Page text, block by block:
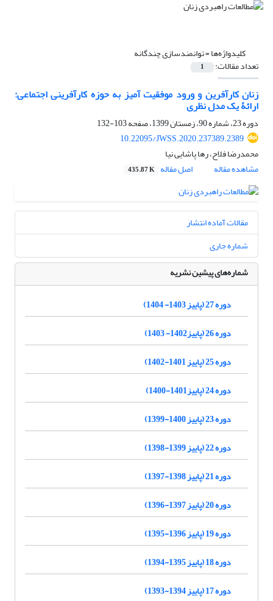
کلیدواژه‌ها =توانمندسازی چندگانه
تعداد مقالات: 1
زنان کارآفرین و ورود موفقیت‏ آمیز به حوزه کارآفرینی اجتماعی:
ارائۀ یک مدل نظری
دوره 23، شماره 90، زمستان 1399، صفحه
103-132
10.22095/JWSS.2020.237389.2389
محمدرضا فلاح، رها پاشایی نیا
مشاهده مقاله
اصل مقاله 435.87 K
مقالات آماده انتشار
شماره جاری
شماره‌های پیشین نشریه
دوره 27 (پاییز 1403- 1404)
دوره 26 (پاییز1402- 1403)
دوره 25 (پاییز 1401-1402)
دوره 24 (پاییز1401-1400)
دوره 23 (پاییز 1400-1399)
دوره 22 (پاییز 1399-1398)
دوره 21 (پاییز 1398-1397)
دوره 20 (پاییز 1397-1396)
دوره 19 (پاییز 1396-1395)
دوره 18 (پاییز 1395-1394)
دوره 17 (پاییز 1394-1393)